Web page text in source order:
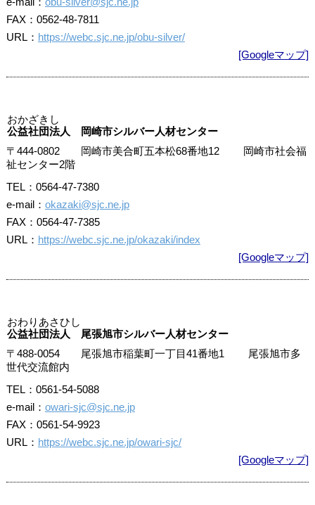
FAX：0562-48-7811
URL： https://webc.sjc.ne.jp/obu-silver/
[Googleマップ]
おかざきし
公益社団法人 岡崎市シルバー人材センター
〒444-0802 岡崎市美合町五本松68番地12 岡崎市社会福
祉センター2階
TEL：0564-47-7380
e-mail： okazaki@sjc.ne.jp
FAX：0564-47-7385
URL： https://webc.sjc.ne.jp/okazaki/index
[Googleマップ]
おわりあさひし
公益社団法人 尾張旭市シルバー人材センター
〒488-0054 尾張旭市稲葉町一丁目41番地1 尾張旭市多
世代交流館内
TEL：0561-54-5088
e-mail： owari-sjc@sjc.ne.jp
FAX：0561-54-9923
URL： https://webc.sjc.ne.jp/owari-sjc/
[Googleマップ]